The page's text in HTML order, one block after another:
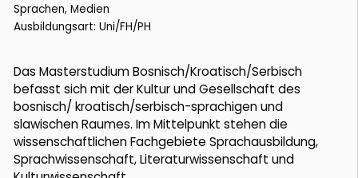
Sprachen, Medien
Ausbildungsart: Uni/FH/PH
Das Masterstudium Bosnisch/Kroatisch/Serbisch
befasst sich mit der Kultur und Gesellschaft des
bosnisch/ kroatisch/serbisch-sprachigen und
slawischen Raumes. Im Mittelpunkt stehen die
wissenschaftlichen Fachgebiete Sprachausbildung,
Sprachwissenschaft, Literaturwissenschaft und